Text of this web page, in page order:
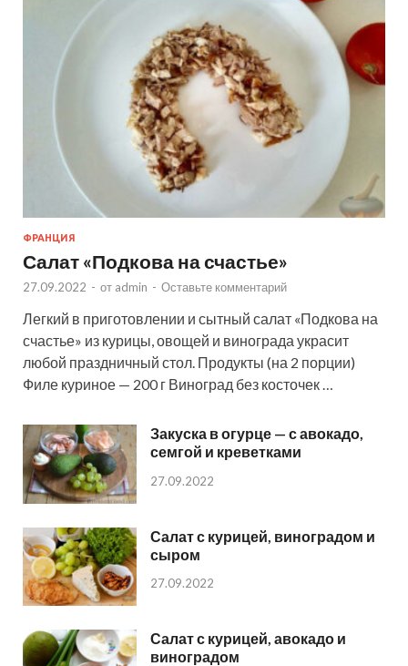
ФРАНЦИЯ
Салат «Подкова на счастье»
27.09.2022 - от admin - Оставьте комментарий
Легкий в приготовлении и сытный салат «Подкова на
счастье» из курицы, овощей и винограда украсит
любой праздничный стол. Продукты (на 2 порции)
Филе куриное — 200 г Виноград без косточек …
Закуска в огурце — с авокадо,
семгой и креветками
27.09.2022
Салат с курицей, виноградом и
сыром
27.09.2022
Салат с курицей, авокадо и
виноградом